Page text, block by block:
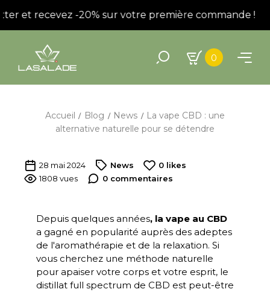
et recevez -20% sur votre première commande !
0
Accueil Blog News
La vape CBD : une
alternative naturelle pour se détendre
28 mai 2024 News 0 likes
1808 vues
0 commentaires
Depuis quelques années, la vape au CBD
a gagné en popularité auprès des adeptes
de l'aromathérapie et de la relaxation. Si
vous cherchez une méthode naturelle
pour apaiser votre corps et votre esprit, le
distillat full spectrum de CBD est peut-être